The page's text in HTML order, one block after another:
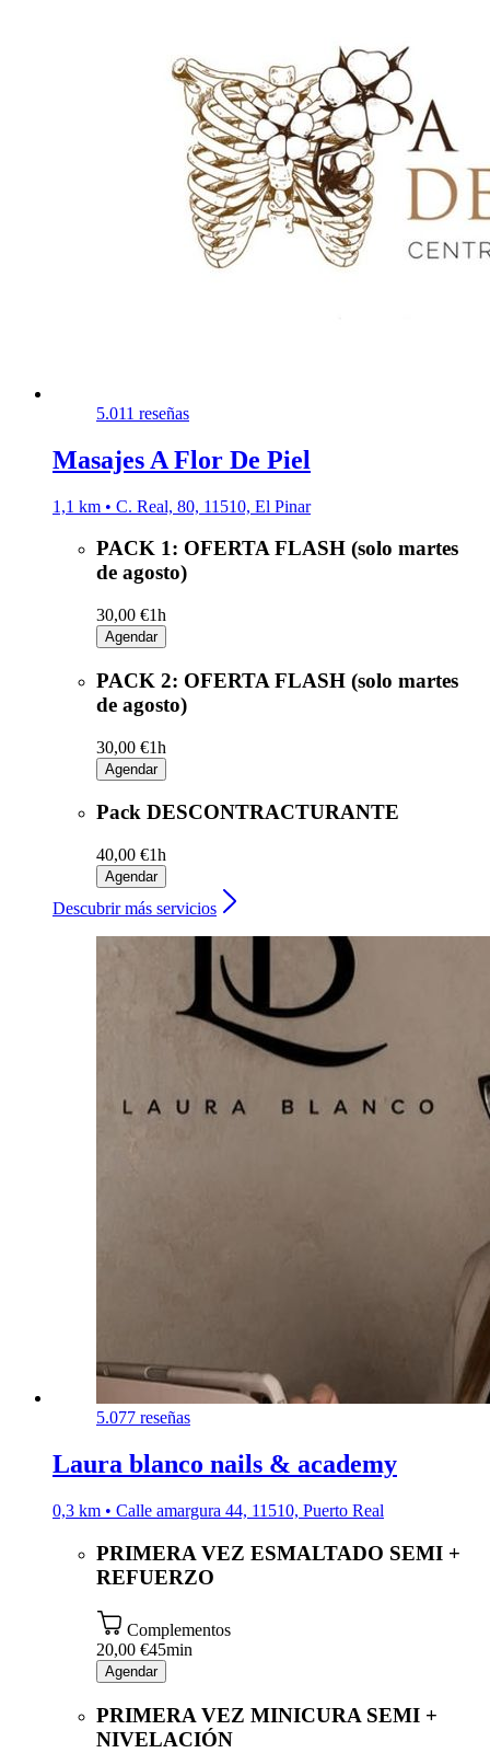
5.011 reseñas
Masajes A Flor De Piel
1,1 km • C. Real, 80, 11510, El Pinar
PACK 1: OFERTA FLASH (solo martes
de agosto)
30,00 €1h
Agendar
PACK 2: OFERTA FLASH (solo martes
de agosto)
30,00 €1h
Agendar
Pack DESCONTRACTURANTE
40,00 €1h
Agendar
Descubrir más servicios
5.077 reseñas
Laura blanco nails & academy
0,3 km • Calle amargura 44, 11510, Puerto Real
PRIMERA VEZ ESMALTADO SEMI +
REFUERZO
Complementos
20,00 €45min
Agendar
PRIMERA VEZ MINICURA SEMI +
NIVELACIÓN